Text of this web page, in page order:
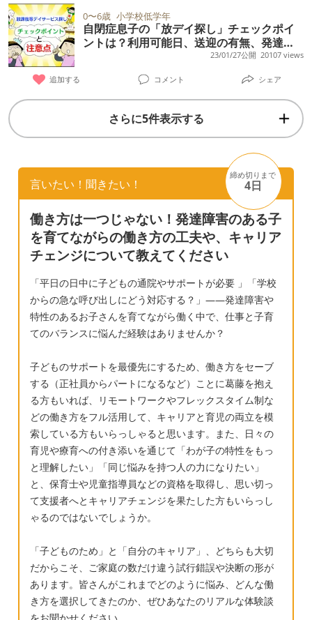
思います。 ちなみに、絵を描いたりすること
以外は割とすんなりやる様で特に困らせてい
る様子はないようです。(初めての所に行く時
などは不安が強くなり、拒否反応が増えてし
まいますが…) 私は息子にどう伝えるべきなの
でしょうか。 苦手を苦手じゃなくできるよう
に導いてあげるべきだとは思いますが、絵に
関してはかなりトラウマレベルで拒否してい
るので下手すると逆効果になりそうで怖いで
す。 そもそも、無理をしてまで絵を描かせな
いとだめなのかな…などと思い悩んでしまい
ます。 何かいいアドバイスがあればお願いい
たします。
0〜6歳 小学校低学年
自閉症息子の「放デイ探し」チェックポイ
ントは？利用可能日、送迎の有無、発達支
援内容…納得の選択のためにできること
23/01/27公開 20107 views
追加する コメント シェア
さらに5件表示する
言いたい！聞きたい！
締め切りまで
4日
働き方は一つじゃない！発達障害のある子
を育てながらの働き方の工夫や、キャリア
チェンジについて教えてください
「平日の日中に子どもの通院やサポートが必要 」「学校
からの急な呼び出しにどう対応する？」——発達障害や
特性のあるお子さんを育てながら働く中で、仕事と子育
てのバランスに悩んだ経験はありませんか？
子どものサポートを最優先にするため、働き方をセーブ
する（正社員からパートになるなど）ことに葛藤を抱え
る方もいれば、リモートワークやフレックスタイム制な
どの働き方をフル活用して、キャリアと育児の両立を模
索している方もいらっしゃると思います。また、日々の
育児や療育への付き添いを通じて「わが子の特性をもっ
と理解したい」「同じ悩みを持つ人の力になりたい」
と、保育士や児童指導員などの資格を取得し、思い切っ
て支援者へとキャリアチェンジを果たした方もいらっし
ゃるのではないでしょうか。
「子どものため」と「自分のキャリア」、どちらも大切
だからこそ、ご家庭の数だけ違う試行錯誤や決断の形が
あります。皆さんがこれまでどのように悩み、どんな働
き方を選択してきたのか、ぜひあなたのリアルな体験談
をお聞かせください。